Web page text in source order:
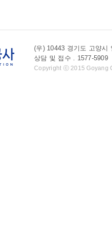
(우) 10443 경기도 고양시
상담 및 접수 . 1577-
Copyright ⓒ 2015 Goyang